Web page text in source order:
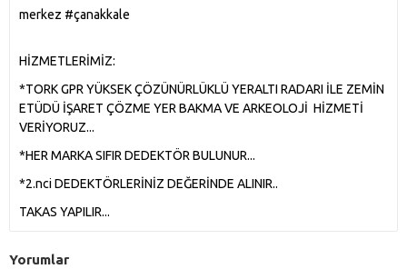
merkez #çanakkale
HİZMETLERİMİZ:
*TORK GPR YÜKSEK ÇÖZÜNÜRLÜKLÜ YERALTI RADARI İLE ZEMİN
ETÜDÜ İŞARET ÇÖZME YER BAKMA VE ARKEOLOJİ HİZMETİ
VERİYORUZ...
*HER MARKA SIFIR DEDEKTÖR BULUNUR...
*2.nci DEDEKTÖRLERİNİZ DEĞERİNDE ALINIR..
TAKAS YAPILIR...
Yorumlar